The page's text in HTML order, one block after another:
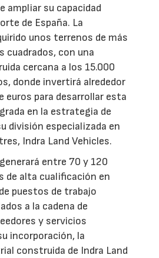
ampliar su capacidad
de España. La
unos terrenos de más
cuadrados, con una
cercana a los 15.000
donde invertirá alrededor
euros para desarrollar esta
en la estrategia de
división especializada en
Indra Land Vehicles.
entre 70 y 120
de alta cualificación en
puestos de trabajo
a la cadena de
y servicios
incorporación, la
construida de Indra Land